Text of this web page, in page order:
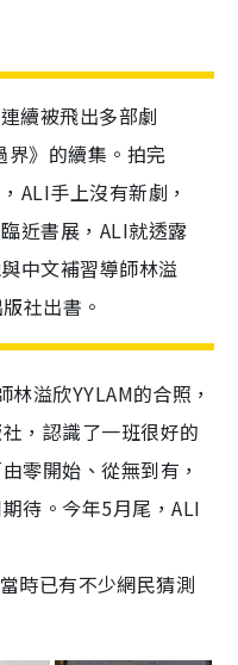
續被飛出多部劇
》的續集。拍完
ALI手上沒有新劇，
近書展，ALI就透露
中文補習導師林溢
社出書。
溢欣YYLAM的合照，
，認識了一班很好的
零開始、從無到有，
待。今年5月尾，ALI
時已有不少網民猜測